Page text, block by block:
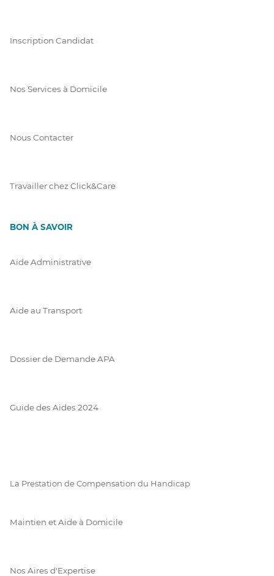
Inscription Candidat
Nos Services à Domicile
Nous Contacter
Travailler chez Click&Care
BON À SAVOIR
Aide Administrative
Aide au Transport
Dossier de Demande APA
Guide des Aides 2024
La Prestation de Compensation du Handicap
Maintien et Aide à Domicile
Nos Aires d'Expertise